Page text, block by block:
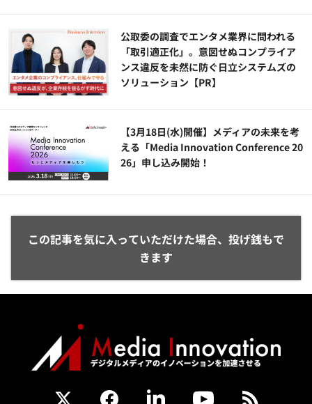
公​​取委の調査でエンタメ業界に問われる
「取引適正化」。意図せぬコンプライア
ンス違反を未然に防ぐ日立システムズの
ソリューション​【PR】
【3月18日(水)開催】メディアの未来を考
える「Media Innovation Conference 20
26」申し込み開始！
この記事を気に入っていただけた場合、投げ銭もで
きます